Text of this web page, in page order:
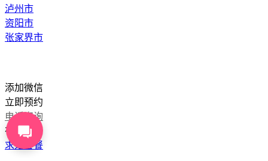
泸州市
资阳市
张家界市
添加微信
立即预约
电话咨询
在线咨询
求婚套餐